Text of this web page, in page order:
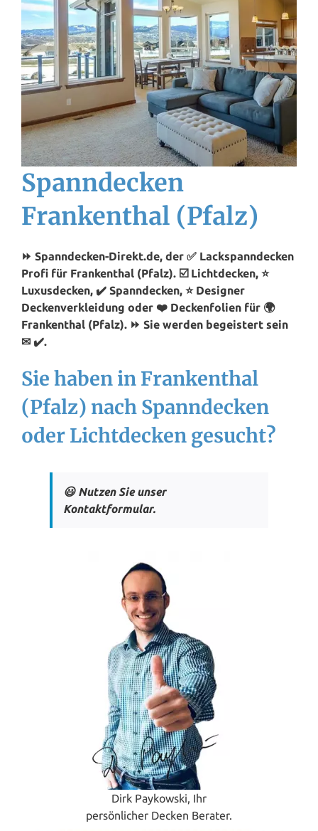
Spanndecken
Frankenthal (Pfalz)
⏩ Spanndecken-Direkt.de, der ✅ Lackspanndecken
Profi für Frankenthal (Pfalz). ☑️ Lichtdecken, ⭐
Luxusdecken, ✔️ Spanndecken, ⭐ Designer
Deckenverkleidung oder ❤️ Deckenfolien für 🌍
Frankenthal (Pfalz). ⏩ Sie werden begeistert sein
✉ ✔️.
Sie haben in Frankenthal
(Pfalz) nach Spanndecken
oder Lichtdecken gesucht?
😃 Nutzen Sie unser
Kontaktformular.
Dirk Paykowski, Ihr
persönlicher Decken Berater.